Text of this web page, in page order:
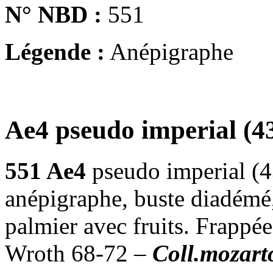
N° NBD : 551
Légende : Anépigraphe
Ae4 pseudo imperial
551 Ae4 pseudo imperial
anépigraphe, buste
palmier avec fruits.
Wroth 68-72 –